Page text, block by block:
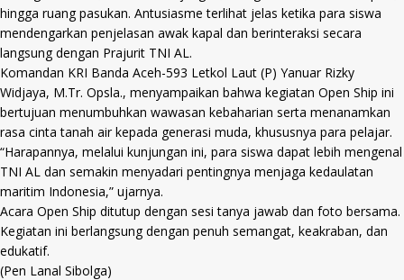
hingga ruang pasukan. Antusiasme terlihat jelas ketika para siswa
mendengarkan penjelasan awak kapal dan berinteraksi secara
langsung dengan Prajurit TNI AL.
Komandan KRI Banda Aceh-593 Letkol Laut (P) Yanuar Rizky
Widjaya, M.Tr. Opsla., menyampaikan bahwa kegiatan Open Ship ini
bertujuan menumbuhkan wawasan kebaharian serta menanamkan
rasa cinta tanah air kepada generasi muda, khususnya para pelajar.
“Harapannya, melalui kunjungan ini, para siswa dapat lebih mengenal
TNI AL dan semakin menyadari pentingnya menjaga kedaulatan
maritim Indonesia,” ujarnya.
Acara Open Ship ditutup dengan sesi tanya jawab dan foto bersama.
Kegiatan ini berlangsung dengan penuh semangat, keakraban, dan
edukatif.
(Pen Lanal Sibolga)